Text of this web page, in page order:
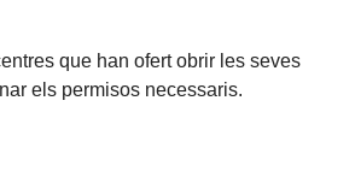
que han ofert obrir les seves
els permisos necessaris.